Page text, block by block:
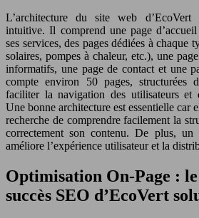
L’architecture du site web
intuitive. Il comprend une page d’accueil
ses services, des pages dédiées à chaque
solaires, pompes à chaleur, etc.), une
informatifs, une page de contact et une
compte environ 50 pages, structurées
faciliter la navigation des utilisateurs et
Une bonne architecture est essentielle car
recherche de comprendre facilement la
correctement son contenu. De plus, un
améliore l’expérience utilisateur et la
Optimisation On-Page :
succès SEO d’EcoVert